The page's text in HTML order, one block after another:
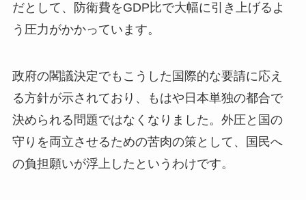
だとして、防衛費をGDP比で大幅に引き上げるよ
う圧力がかかっています。
政府の閣議決定でもこうした国際的な要請に応え
る方針が示されており、もはや日本単独の都合で
決められる問題ではなくなりました。外圧と国の
守りを両立させるための苦肉の策として、国民へ
の負担願いが浮上したというわけです。